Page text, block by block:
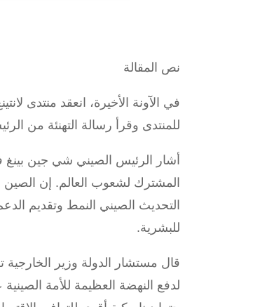
نص المقالة
في الآونة الأخيرة، انعقد منتدى
للمنتدى وقرأ رسالة التهنئة من
أشار الرئيس الصيني شي جين
المشترك لشعوب العالم. إن الصين
التحديث الصيني النمط وتقديم
للبشرية.
قال مستشار الدولة وزير الخارجية
لدفع النهضة العظيمة للأمة